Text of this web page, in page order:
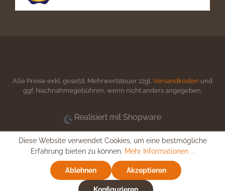
Alle Preise exkl. gesetzl. Mehrwertsteuer zzgl. Versandkosten und
ggf. Nachnahmegebühren, wenn nicht anders angegeben.
Realisiert mit Shopware
Diese Website verwendet Cookies, um eine bestmögliche
Erfahrung bieten zu können. Mehr Informationen ...
Ablehnen Akzeptieren
Konfigurieren